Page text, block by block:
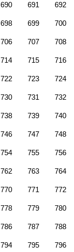
690 691 692
698 699 700
706 707 708
714 715 716
722 723 724
730 731 732
738 739 740
746 747 748
754 755 756
762 763 764
770 771 772
778 779 780
786 787 788
794 795 796